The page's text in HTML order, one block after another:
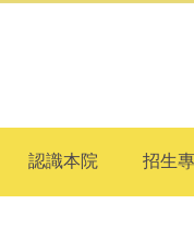
認識本院 招生